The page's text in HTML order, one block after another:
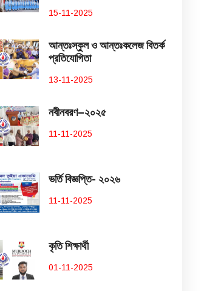
15-11-2025
আন্তঃস্কুল ও আন্তঃকলেজ বিতর্ক
প্রতিযোগিতা
13-11-2025
নবীনবরণ–২০২৫
11-11-2025
ভর্তি বিজ্ঞপ্তি- ২০২৬
11-11-2025
কৃতি শিক্ষার্থী
01-11-2025